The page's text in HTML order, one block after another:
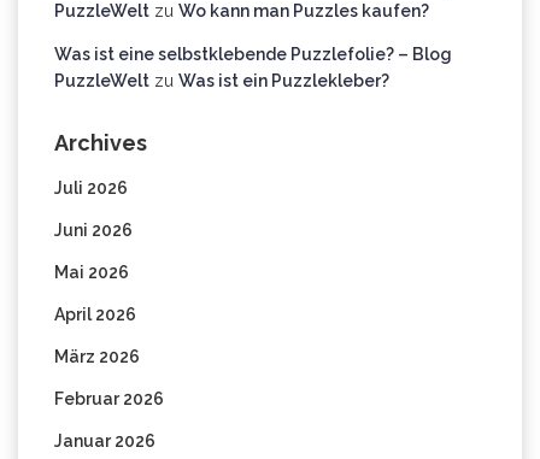
PuzzleWelt zu Wo kann man Puzzles kaufen?
Was ist eine selbstklebende Puzzlefolie? – Blog
PuzzleWelt zu Was ist ein Puzzlekleber?
Archives
Juli 2026
Juni 2026
Mai 2026
April 2026
März 2026
Februar 2026
Januar 2026